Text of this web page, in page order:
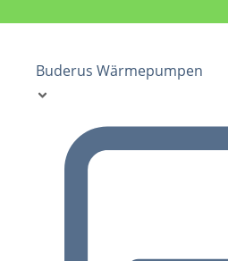
Buderus Wärmepumpen